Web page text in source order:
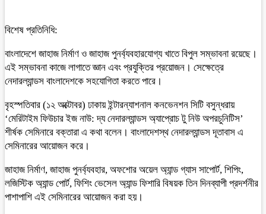
বিশেষ প্রতিনিধি:
বাংলাদেশে জাহাজ নির্মাণ ও জাহাজ পুনর্ব্যবহারযোগ্য খাতে বিপুল সম্ভাবনা রয়েছে।
এই সম্ভাবনা কাজে লাগাতে জ্ঞান এবং প্রযুক্তির প্রয়োজন। সেক্ষেত্রে
নেদারল্যান্ডস বাংলাদেশকে সহযোগিতা করতে পারে।
বৃহস্পতিবার (১২ অক্টোবর) ঢাকায় ইন্টারন্যাশনাল কনভেনশন সিটি বসুন্ধরায়
‘মেরিটাইম ফিউচার ইজ নাউ: দ্য নেদারল্যান্ডস অ্যাপ্রোচ টু নিউ অপরচুনিটিস’
শীর্ষক সেমিনারে বক্তারা এ কথা বলেন। বাংলাদেশস্থ নেদারল্যান্ডস দূতাবাস এ
সেমিনারের আয়োজন করে।
জাহাজ নির্মাণ, জাহাজ পুনর্ব্যবহার, অফশোর অয়েল অ্যান্ড গ্যাস সাপোর্ট, শিপিং,
লজিস্টিক অ্যান্ড পোর্ট, ফিশিং ভেসেল অ্যান্ড ফিশারি বিষয়ক তিন দিনব্যাপী প্রদর্শনীর
পাশাপাশি এই সেমিনারের আয়োজন করা হয়।